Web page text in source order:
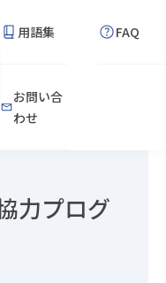
用語集 FAQ
お問い合
わせ
力プログ